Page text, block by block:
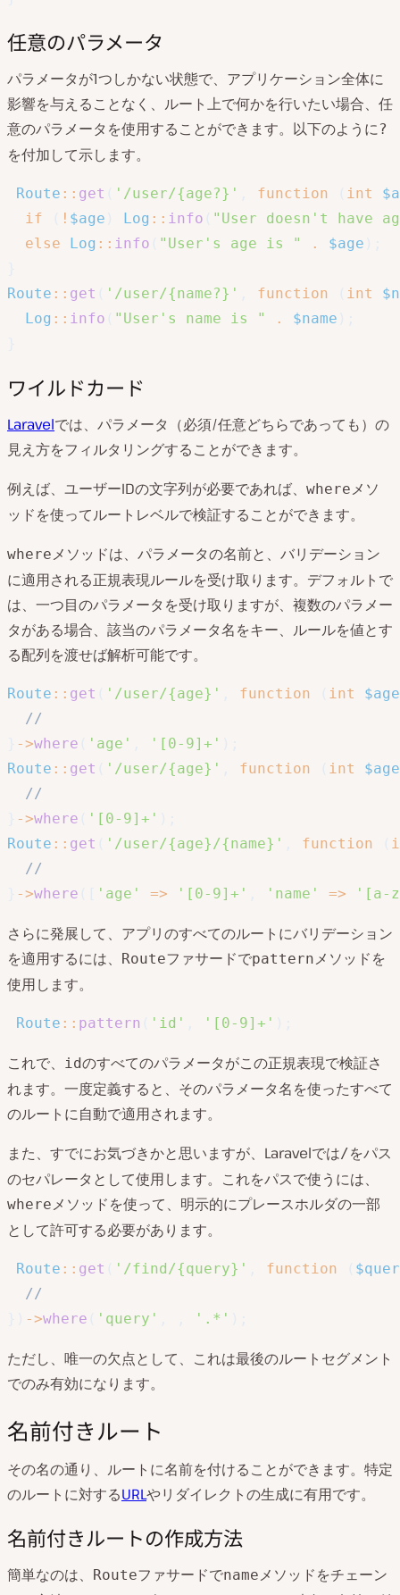
任意のパラメータ
パラメータが1つしかない状態で、アプリケーション全体に
影響を与えることなく、ルート上で何かを行いたい場合、任
意のパラメータを使用することができます。以下のように?
を付加して示します。
Route :: get '/user/{age?}' function int
if
! $age Log :: info
"User doesn't have
else
Log :: info "User's age is " . $age
Route :: get '/user/{name?}' function int
Log :: info "User's name is " . $name
ワイルドカード
Laravelでは、パラメータ（必須/任意どちらであっても）の
見え方をフィルタリングすることができます。
例えば、ユーザーIDの文字列が必要であれば、 whereメソ
ッドを使ってルートレベルで検証することができます。
whereメソッドは、パラメータの名前と、バリデーション
に適用される正規表現ルールを受け取ります。デフォルトで
は、一つ目のパラメータを受け取りますが、複数のパラメー
タがある場合、該当のパラメータ名をキー、ルールを値とす
る配列を渡せば解析可能です。
Route :: get '/user/{age}' function int
$age
//
->where 'age' '[0-9]+'
Route :: get '/user/{age}' function int
$age
//
->where '[0-9]+'
Route :: get '/user/{age}/{name}' function
//
->where 'age' => '[0-9]+' 'name' => '[a-
さらに発展して、アプリのすべてのルートにバリデーション
を適用するには、
Routeファサードでpatternメソッドを
使用します。
Route :: pattern 'id' '[0-9]+'
これで、 idのすべてのパラメータがこの正規表現で検証さ
れます。一度定義すると、そのパラメータ名を使ったすべて
のルートに自動で適用されます。
また、すでにお気づきかと思いますが、Laravelでは/をパス
のセパレータとして使用します。これをパスで使うには、
whereメソッドを使って、明示的にプレースホルダの一部
として許可する必要があります。
Route :: get '/find/{query}' function
//
->where 'query' '.*'
ただし、唯一の欠点として、これは最後のルートセグメント
でのみ有効になります。
名前付きルート
その名の通り、ルートに名前を付けることができます。特定
のルートに対するURLやリダイレクトの生成に有用です。
名前付きルートの作成方法
簡単なのは、 Routeファサードでnameメソッドをチェーン